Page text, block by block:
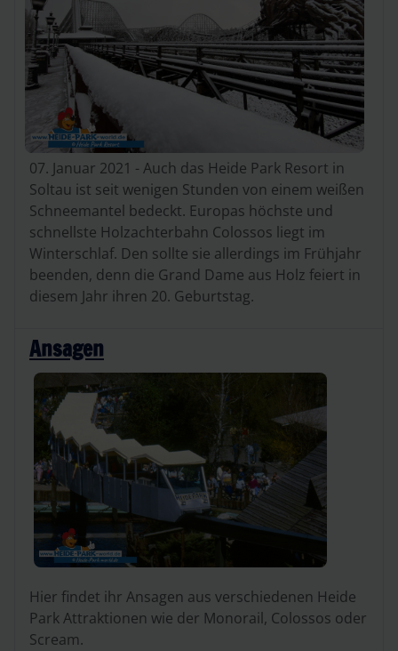
07. Januar 2021 - Auch das Heide Park Resort in
Soltau ist seit wenigen Stunden von einem weißen
Schneemantel bedeckt. Europas höchste und
schnellste Holzachterbahn Colossos liegt im
Winterschlaf. Den sollte sie allerdings im Frühjahr
beenden, denn die Grand Dame aus Holz feiert in
diesem Jahr ihren 20. Geburtstag.
Ansagen
Hier findet ihr Ansagen aus verschiedenen Heide
Park Attraktionen wie der Monorail, Colossos oder
Scream.